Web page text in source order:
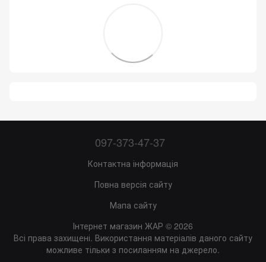
097-373-47-37
Контактна інформація
Повна версія сайту
Мапа сайту
Інтернет магазин ЖАР © 2026
Всі права захищені. Використання матеріалів даного сайту
можливе тільки з посиланням на джерело.